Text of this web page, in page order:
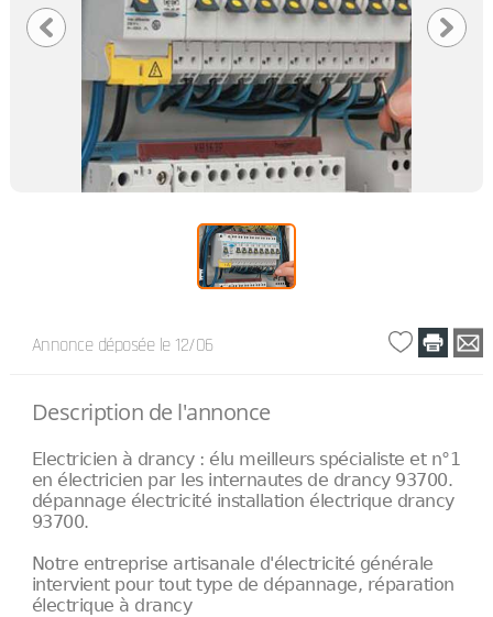
Annonce déposée le 12/06
Description de l'annonce
Electricien à drancy : élu meilleurs spécialiste et n°1
en électricien par les internautes de drancy 93700.
dépannage électricité installation électrique drancy
93700.
Notre entreprise artisanale d'électricité générale
intervient pour tout type de dépannage, réparation
électrique à drancy